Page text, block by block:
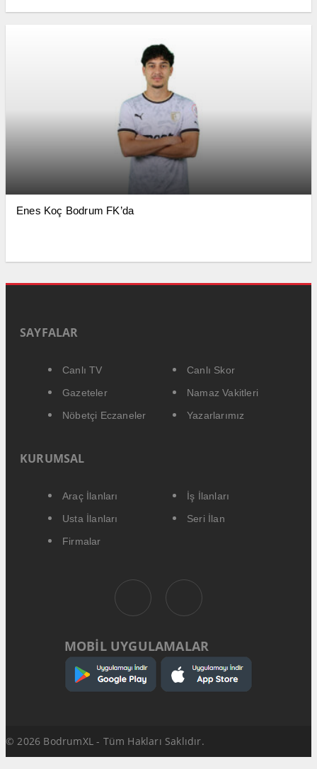
Enes Koç Bodrum FK’da
SAYFALAR
Canlı TV
Canlı Skor
Gazeteler
Namaz Vakitleri
Nöbetçi Eczaneler
Yazarlarımız
KURUMSAL
Araç İlanları
İş İlanları
Usta İlanları
Seri İlan
Firmalar
MOBİL UYGULAMALAR
© 2026 BodrumXL - Tüm Hakları Saklıdır.